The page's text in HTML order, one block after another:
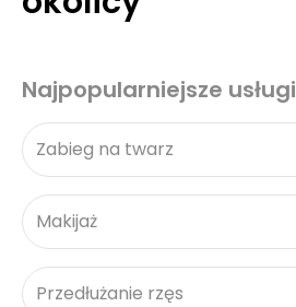
Najpopularniejsze usługi
Zabieg na twarz
Makijaż
Przedłużanie rzęs